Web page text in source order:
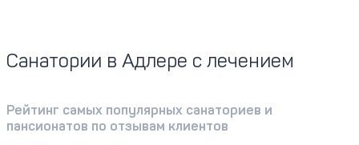
Санатории в Адлере с лечением
Рейтинг самых популярных санаториев и
пансионатов по отзывам клиентов